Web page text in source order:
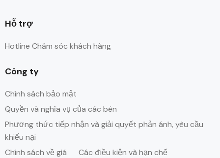
Hỗ trợ
Hotline Chăm sóc khách hàng
Công ty
Chính sách bảo mật
Quyền và nghĩa vụ của các bên
Phương thức tiếp nhận và giải quyết phản ánh, yêu cầu
khiếu nại
Chính sách về giá
Các điều kiện và hạn chế